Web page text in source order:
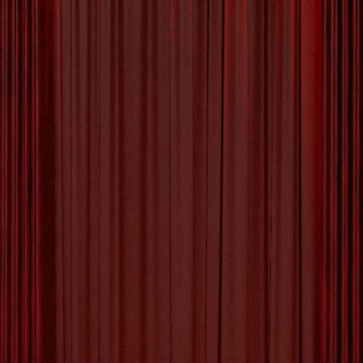
01 OKTOBER 2025 MVTTHEATER ‣0
COMMENTS
De Magie van
Schilderkunst: Een
Betoverende Wereld van
Creativiteit
De Schoonheid van
Schilderkunst: Een Tijdloze
Uiting van Creativiteit
Schilderkunst, een van de oudste vormen van
artistieke expressie, heeft door de eeuwen heen
bewondering en verwondering opgeroepen. Van de
meesterwerken van de oude meesters tot de moderne
abstracte composities, schilderijen hebben altijd een